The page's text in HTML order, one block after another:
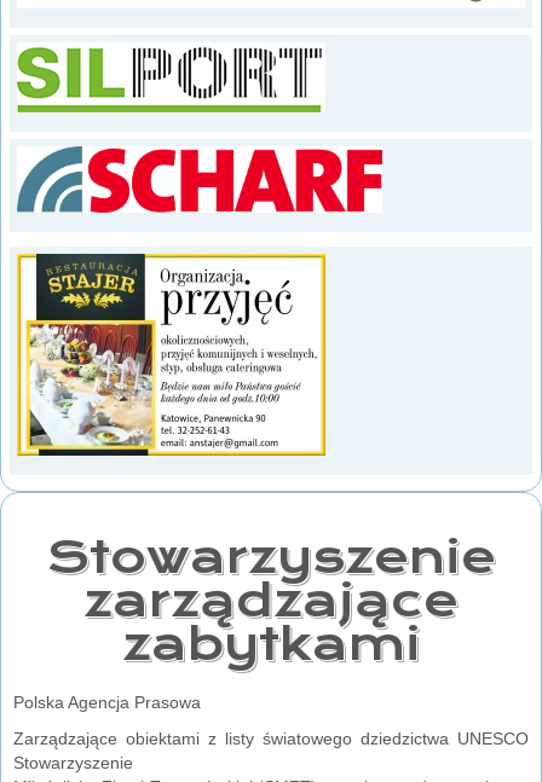
Stowarzyszenie
zarządzające
zabytkami
Polska Agencja Prasowa
Zarządzające obiektami z listy światowego dziedzictwa UNESCO
Stowarzyszenie